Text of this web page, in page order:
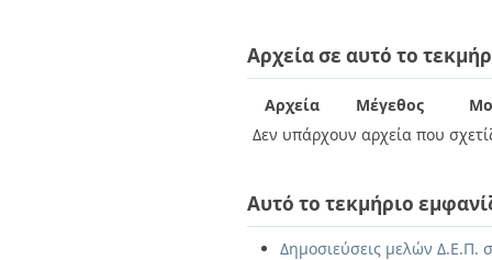
Αρχεία σε αυτό το
Αρχεία Μέγεθος
Δεν υπάρχουν αρχεία που
Αυτό το τεκμήριο
Δημοσιεύσεις μελών Δ.Ε.Π.